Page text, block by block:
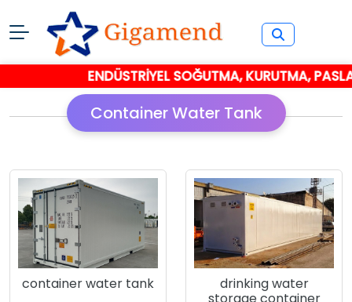
ENDÜSTRİYEL SOĞUTMA, KURUTMA,
Container Water Tank
container water tank
drinking water
storage container